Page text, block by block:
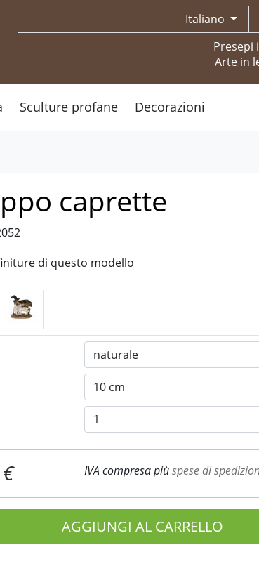
Italiano
Presepi
Arte in
Sculture profane Decorazioni
caprette
di questo modello
IVA compresa piùspese di
AGGIUNGI AL CARRELLO